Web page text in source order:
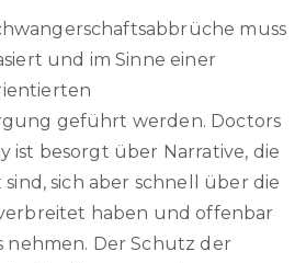
muss
und im Sinne einer
geführt werden. Doctors
ist besorgt über Narrative, die
sich aber schnell über die
haben und offenbar
nehmen. Der Schutz der